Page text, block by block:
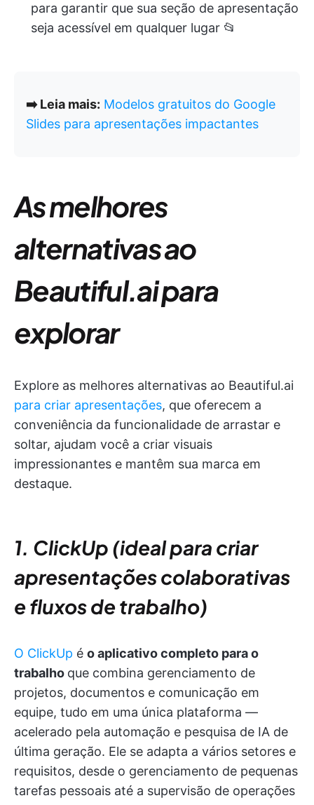
para garantir que sua seção de apresentação
seja acessível em qualquer lugar 📂
➡️ Leia mais: Modelos gratuitos do Google
Slides para apresentações impactantes
As melhores
alternativas ao
Beautiful.ai para
explorar
Explore as melhores alternativas ao Beautiful.ai
para criar apresentações, que oferecem a
conveniência da funcionalidade de arrastar e
soltar, ajudam você a criar visuais
impressionantes e mantêm sua marca em
destaque.
1. ClickUp (ideal para criar
apresentações colaborativas
e fluxos de trabalho)
O ClickUp é o aplicativo completo para o
trabalho que combina gerenciamento de
projetos, documentos e comunicação em
equipe, tudo em uma única plataforma —
acelerado pela automação e pesquisa de IA de
última geração. Ele se adapta a vários setores e
requisitos, desde o gerenciamento de pequenas
tarefas pessoais até a supervisão de operações